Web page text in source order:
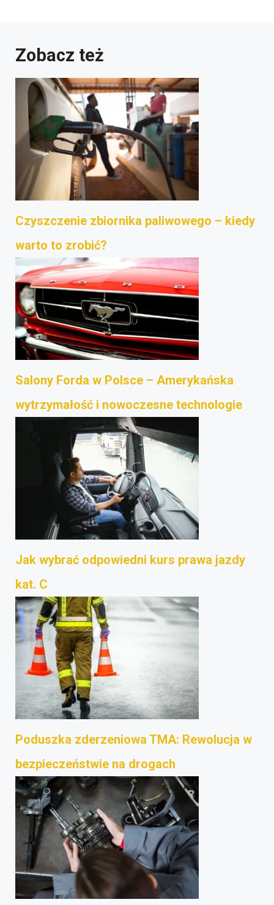
Zobacz też
Czyszczenie zbiornika paliwowego – kiedy
warto to zrobić?
Salony Forda w Polsce – Amerykańska
wytrzymałość i nowoczesne technologie
Jak wybrać odpowiedni kurs prawa jazdy
kat. C
Poduszka zderzeniowa TMA: Rewolucja w
bezpieczeństwie na drogach